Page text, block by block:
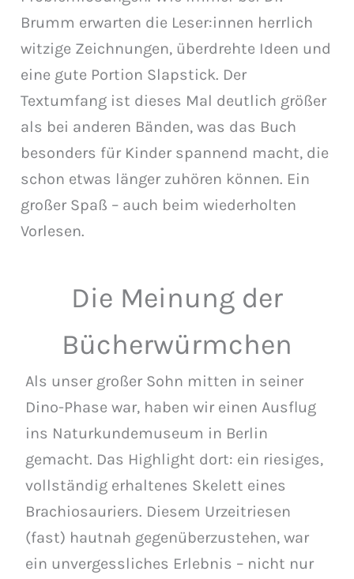
Brumm erwarten die Leser:innen herrlich
witzige Zeichnungen, überdrehte Ideen und
eine gute Portion Slapstick. Der
Textumfang ist dieses Mal deutlich größer
als bei anderen Bänden, was das Buch
besonders für Kinder spannend macht, die
schon etwas länger zuhören können. Ein
großer Spaß – auch beim wiederholten
Vorlesen.
Die Meinung der
Bücherwürmchen
Als unser großer Sohn mitten in seiner
Dino-Phase war, haben wir einen Ausflug
ins Naturkundemuseum in Berlin
gemacht. Das Highlight dort: ein riesiges,
vollständig erhaltenes Skelett eines
Brachiosauriers. Diesem Urzeitriesen
(fast) hautnah gegenüberzustehen, war
ein unvergessliches Erlebnis – nicht nur